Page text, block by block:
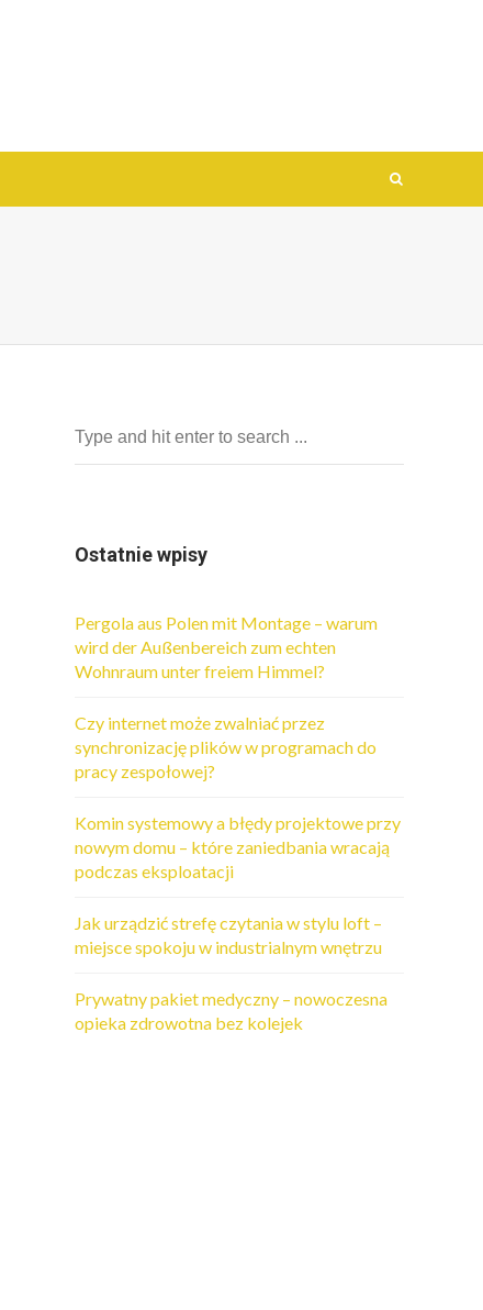
Ostatnie wpisy
Pergola aus Polen mit Montage – warum
wird der Außenbereich zum echten
Wohnraum unter freiem Himmel?
Czy internet może zwalniać przez
synchronizację plików w programach do
pracy zespołowej?
Komin systemowy a błędy projektowe przy
nowym domu – które zaniedbania wracają
podczas eksploatacji
Jak urządzić strefę czytania w stylu loft –
miejsce spokoju w industrialnym wnętrzu
Prywatny pakiet medyczny – nowoczesna
opieka zdrowotna bez kolejek